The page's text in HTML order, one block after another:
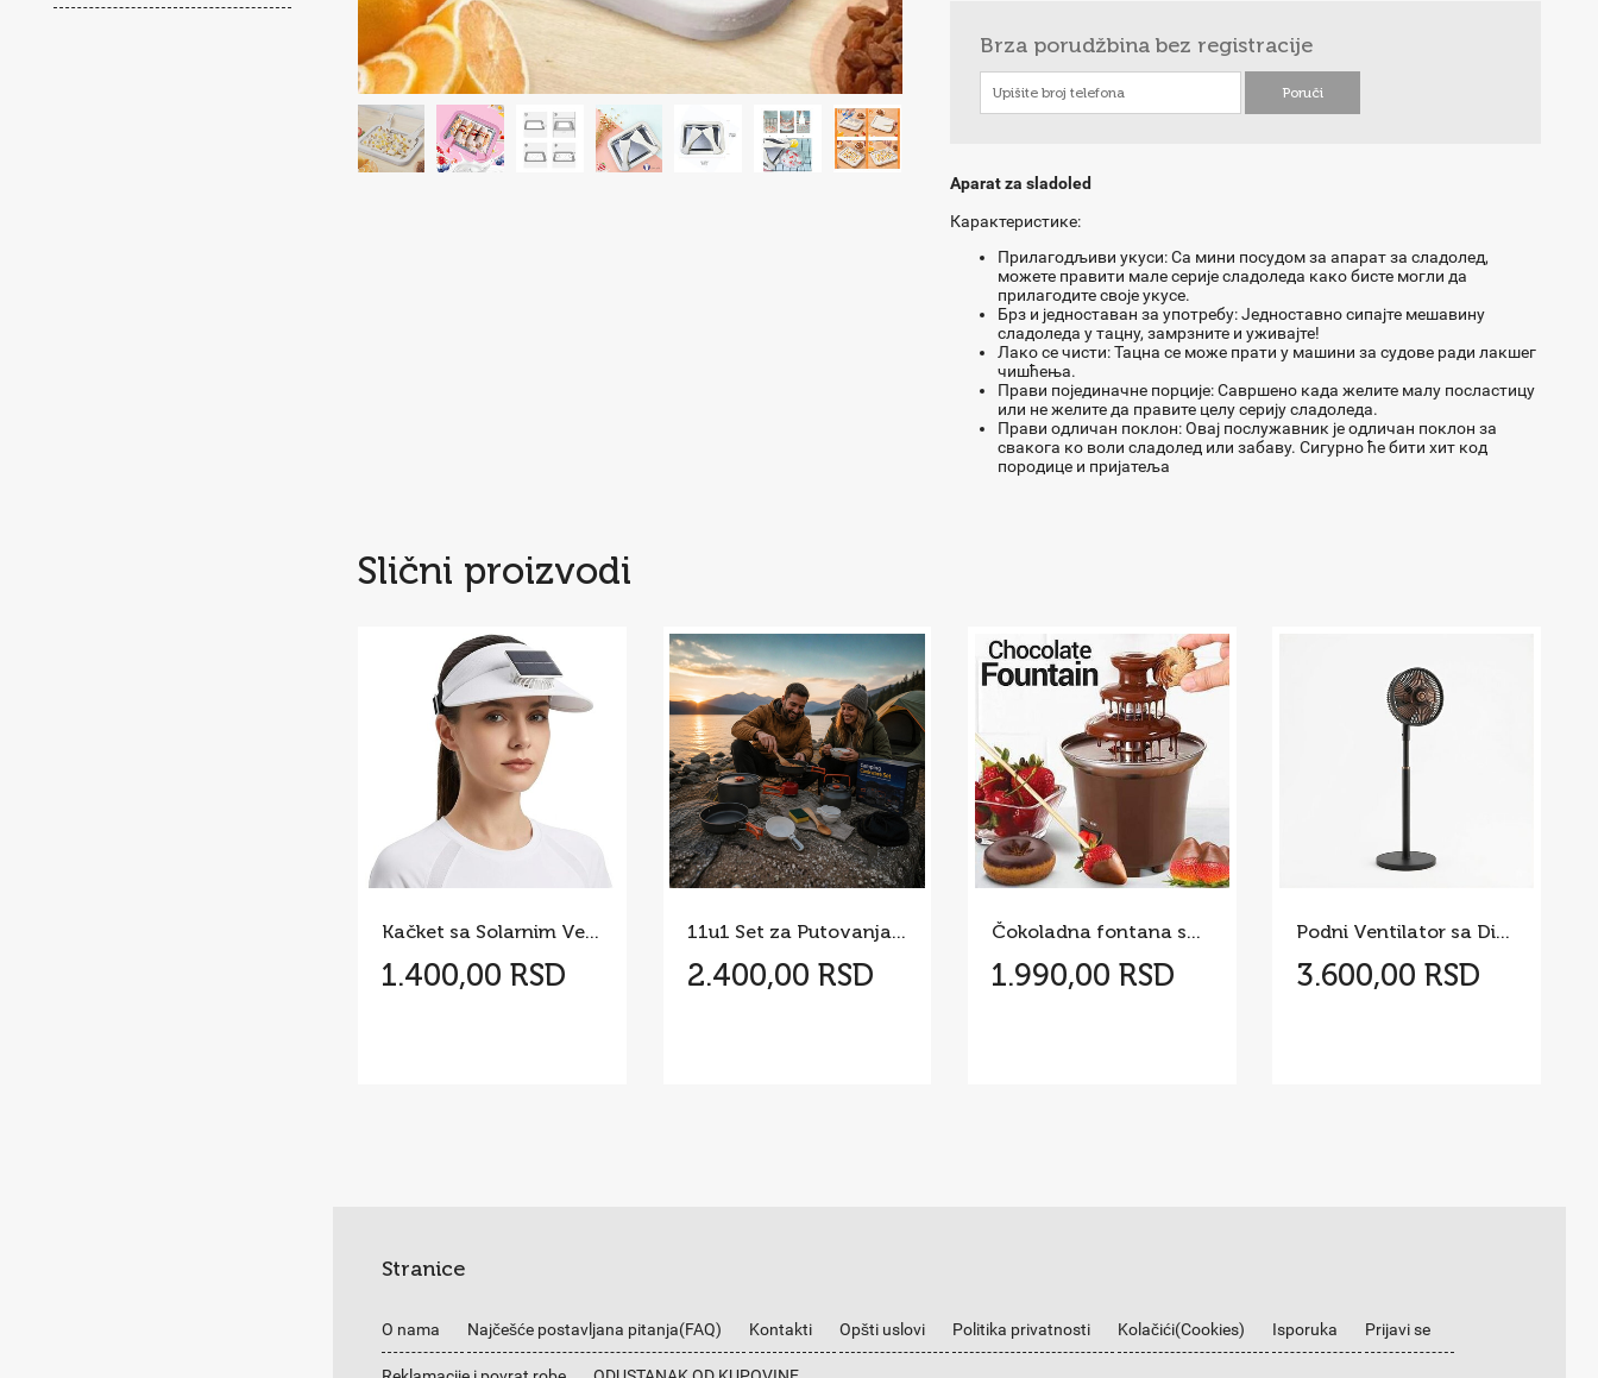
Brza porudžbina bez registracije
Aparat za sladoled
Карактеристике:
Прилагодљиви укуси: Са мини посудом за апарат за сладолед,
можете правити мале серије сладоледа како бисте могли да
прилагодите своје укусе.
Брз и једноставан за употребу: Једноставно сипајте мешавину
сладоледа у тацну, замрзните и уживајте!
Лако се чисти: Тацна се може прати у машини за судове ради лакшег
чишћења.
Прави појединачне порције: Савршено када желите малу посластицу
или не желите да правите целу серију сладоледа.
Прави одличан поклон: Овај послужавник је одличан поклон за
свакога ко воли сладолед или забаву. Сигурно ће бити хит код
породице и пријатеља
Slični proizvodi
Kačket sa Solarnim Ventilatorom
1.400,00 RSD
11u1 Set za Putovanja i Kampovanja
2.400,00 RSD
Čokoladna fontana sa 3 nivoa NOVO!
1.990,00 RSD
Podni Ventilator sa Difuzerom
3.600,00 RSD
Stranice
O nama Najčešće postavljana pitanja(FAQ) Kontakti Opšti uslovi Politika privatnosti Kolačići(Cookies) Isporuka Prijavi se